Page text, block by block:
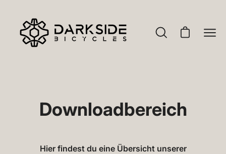
überspringen
SuchleisteWarenkorb
Downloadbereich
Hier findest du eine Übersicht unserer